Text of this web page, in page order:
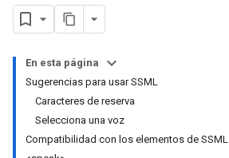
En esta página
Sugerencias para usar SSML
Caracteres de reserva
Selecciona una voz
Compatibilidad con los elementos de SSML